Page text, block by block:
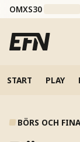
OMXS30
START PLAY
BÖRS OCH